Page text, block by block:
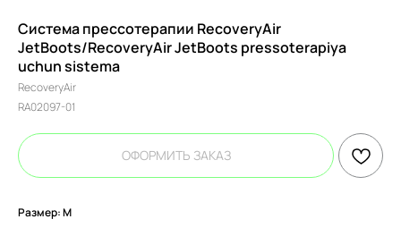
Система прессотерапии RecoveryAir
JetBoots/RecoveryAir JetBoots pressoterapiya
uchun sistema
RecoveryAir
RA02097-01
ОФОРМИТЬ ЗАКАЗ
Размер: М